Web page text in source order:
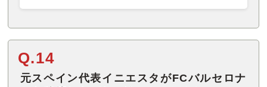
Q.14
元スペイン代表イニエスタがFCバルセロナ